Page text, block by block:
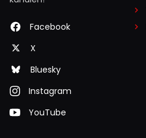
Facebook
X
Bluesky
Instagram
YouTube